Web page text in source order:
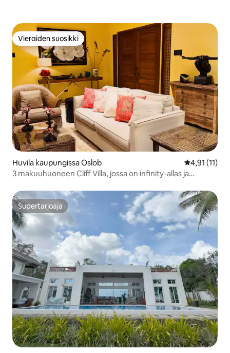
Vieraiden suosikki
Vieraiden suosikki
Huvila kaupungissa Oslob
4,91 (11)
3 makuuhuoneen Cliff Villa, jossa on infinity-allas ja
Supertarjoaja
Supertarjoaja